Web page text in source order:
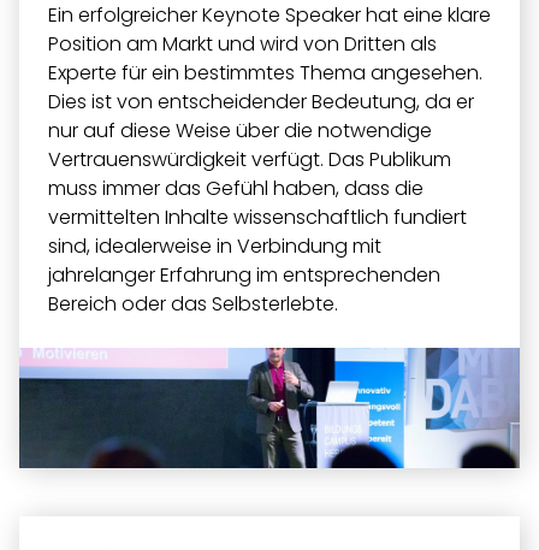
Ein erfolgreicher Keynote Speaker hat eine klare
Position am Markt und wird von Dritten als
Experte für ein bestimmtes Thema angesehen.
Dies ist von entscheidender Bedeutung, da er
nur auf diese Weise über die notwendige
Vertrauenswürdigkeit verfügt. Das Publikum
muss immer das Gefühl haben, dass die
vermittelten Inhalte wissenschaftlich fundiert
sind, idealerweise in Verbindung mit
jahrelanger Erfahrung im entsprechenden
Bereich oder das Selbsterlebte.